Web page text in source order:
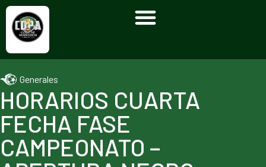
Generales
HORARIOS CUARTA
FECHA FASE
CAMPEONATO –